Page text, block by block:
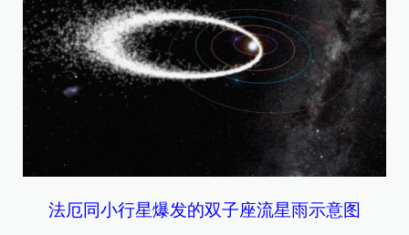
法厄同小行星爆发的双子座流星雨示意图